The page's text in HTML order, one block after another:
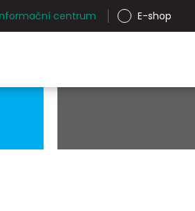
centrum E-shop